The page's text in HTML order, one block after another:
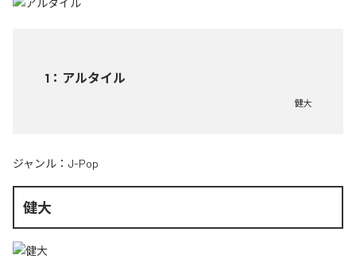
1 ： アルタイル
健大
ジャンル： J-Pop
健大